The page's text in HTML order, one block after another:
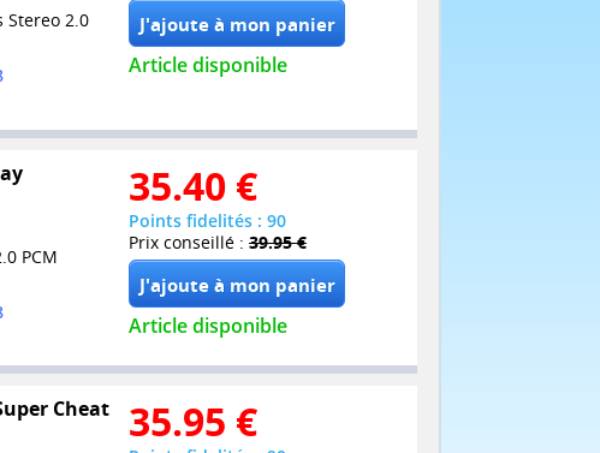
Stereo 2.0
Article disponible
PCM
35.40 €
Points fidelités : 90
Prix conseillé : 39.95 €
Article disponible
Cheat
35.95 €